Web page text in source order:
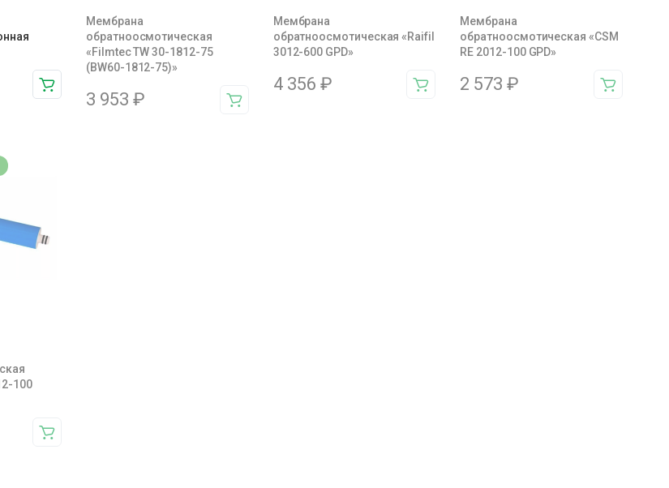
Мембрана
обратноосмотическая
«Filmtec TW 30-1812-75
(BW60-1812-75)»
3 953 ₽
Мембрана
обратноосмотическая «Raifil
3012-600 GPD»
4 356 ₽
Мембрана
обратноосмотическая «CSM
RE 2012-100 GPD»
2 573₽
100